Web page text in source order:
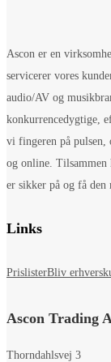
Ascon er en
servicerer vores
audio/AV og
konkurrencedygtige,
vi fingeren på pulsen,
og online. Tilsammen
er sikker på og få den
Links
PrislisterBliv
Ascon Trading
Thorndahlsvej 3